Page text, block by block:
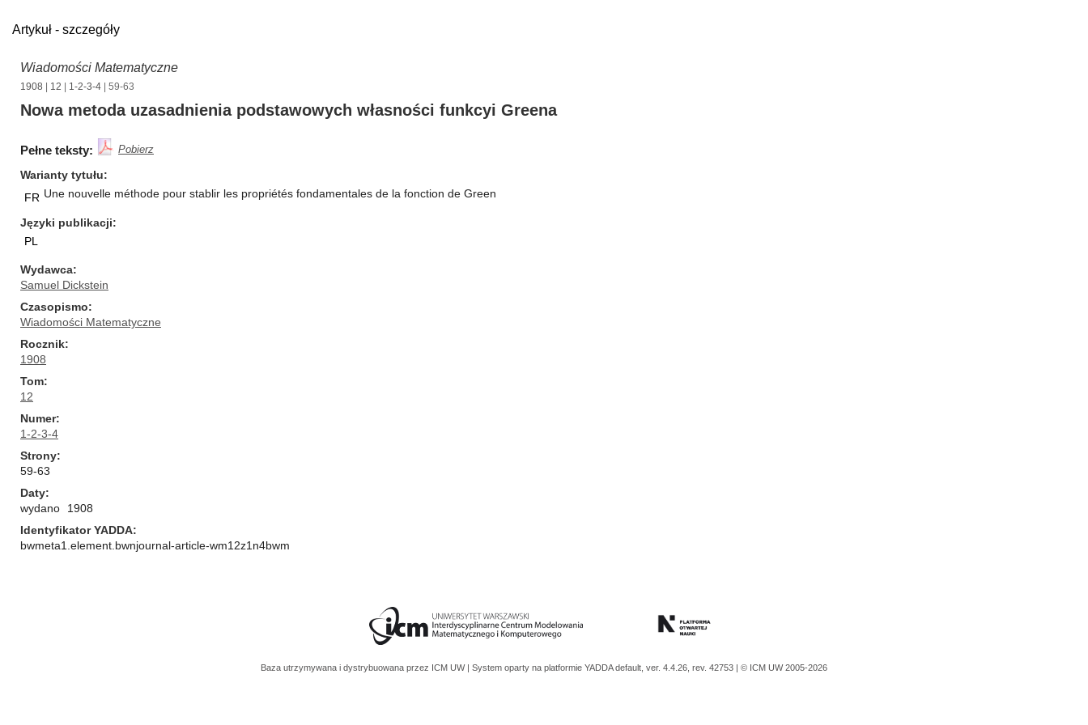
Artykuł - szczegóły
Wiadomości Matematyczne
1908 12 1-2-3-4 | 59-63
Nowa metoda uzasadnienia podstawowych własności funkcyi Greena
Pełne teksty: Pobierz
Warianty tytułu
FR Une nouvelle méthode pour stablir les propriétés fondamentales de la fonction de Green
Języki publikacji
PL
Wydawca
Samuel Dickstein
Czasopismo
Wiadomości Matematyczne
Rocznik
1908
Tom
12
Numer
1-2-3-4
Strony
59-63
Daty
wydano
1908
Identyfikator YADDA
bwmeta1.element.bwnjournal-article-wm12z1n4bwm
Baza utrzymywana i dystrybuowana przez ICM UW | System oparty na platformie YADDAdefault, ver. 4.4.26, rev. 42753 | © ICM UW 2005-2026